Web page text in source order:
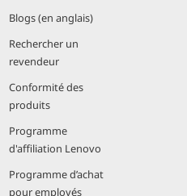
Blogs (en anglais)
Rechercher un
revendeur
Conformité des
produits
Programme
d'affiliation Lenovo
Programme d’achat
pour employés